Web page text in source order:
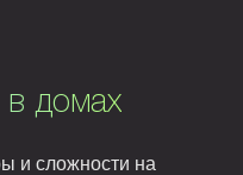
в домах
и сложности на